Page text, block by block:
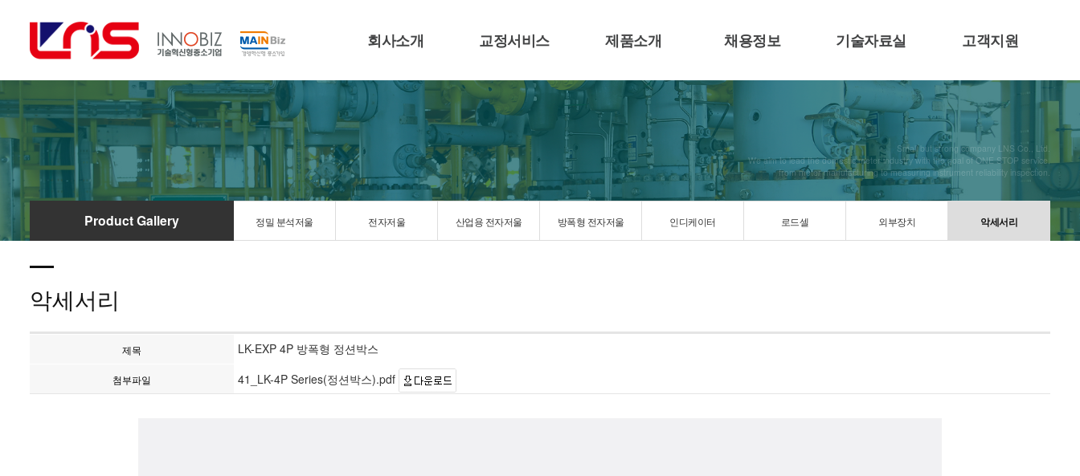
회사소개 교정서비스 제품소개 채용정보 기술자료실 고객지원
Small but strong company LNS Co., Ltd.
We aim to lead the domestic meter industry with the goal of ONE STOP service,
from meter manufacturing to measuring instrument reliability inspection.
Product Gallery 정밀 분석저울 전자저울 산업용 전자저울 방폭형 전자저울 인디케이터 로드셀 외부장치 악세서리
악세서리
제목 LK-EXP 4P 방폭형 정션박스
첨부파일 41_LK-4P Series(정션박스).pdf